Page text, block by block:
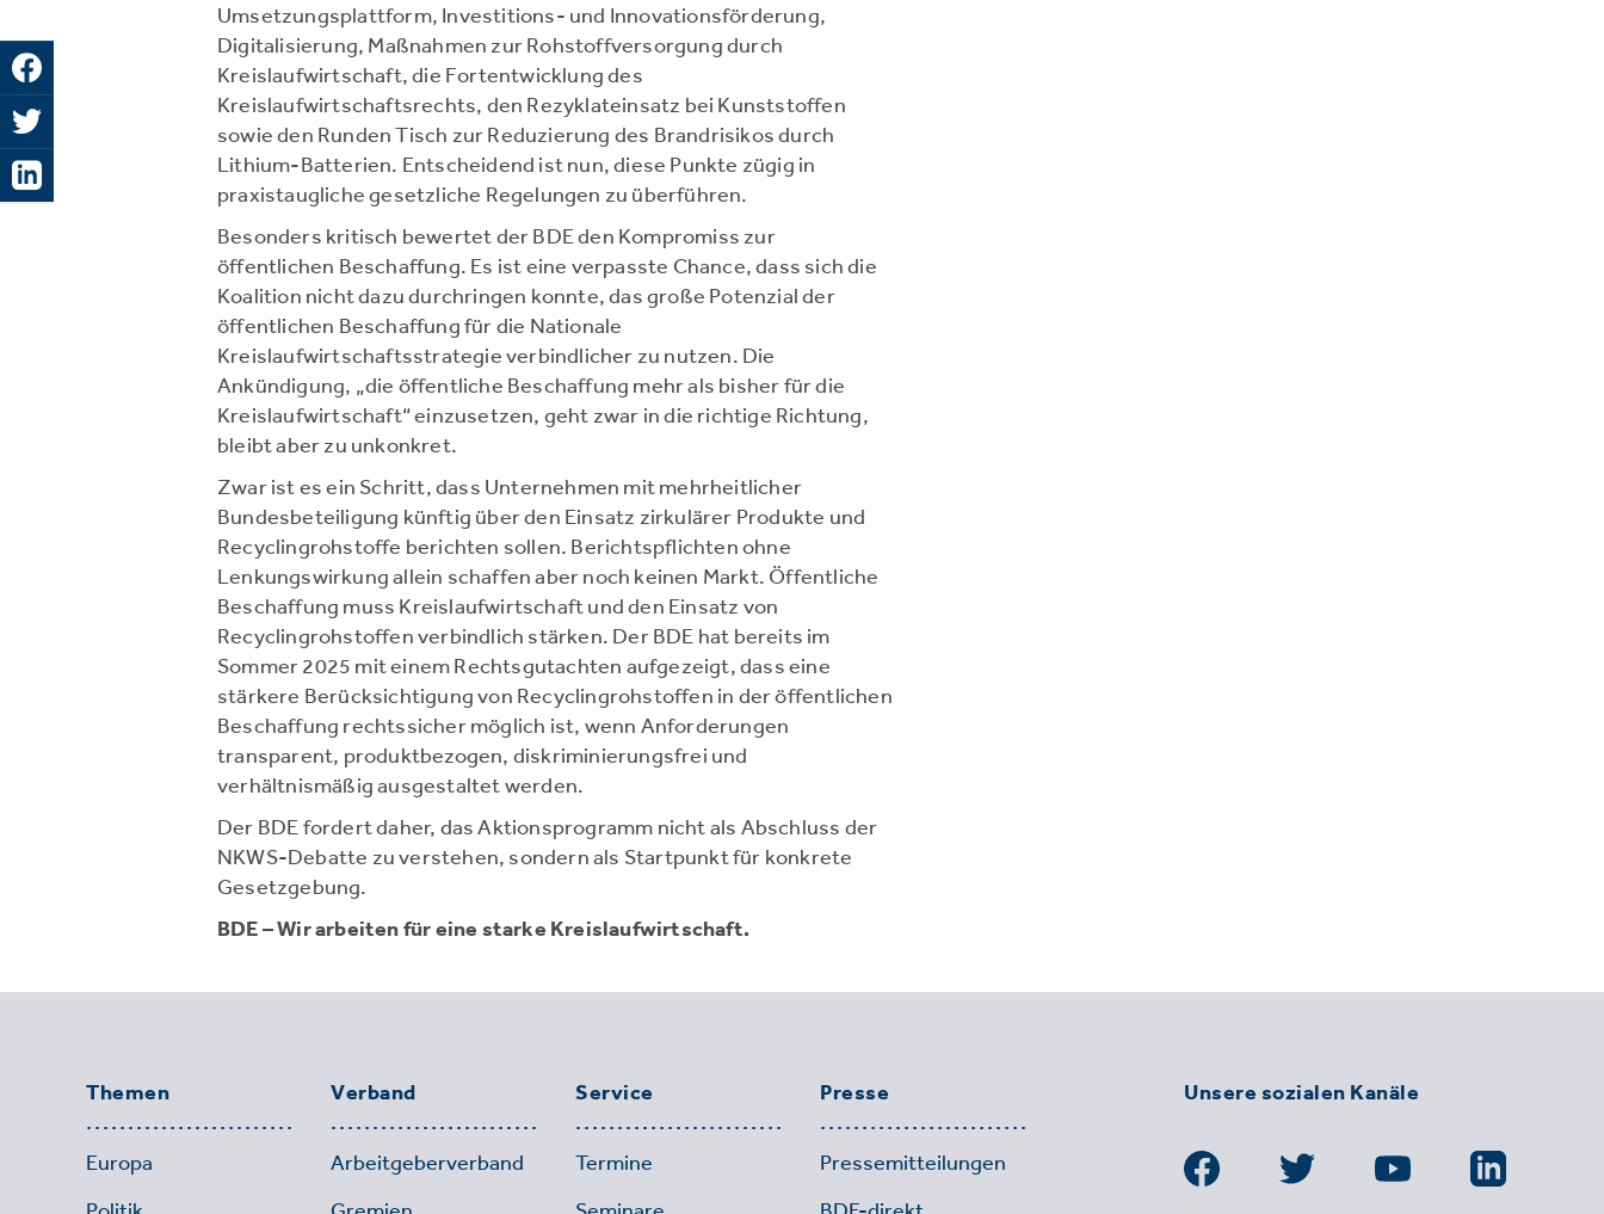
Umsetzungsplattform, Investitions- und Innovationsförderung,
Digitalisierung, Maßnahmen zur Rohstoffversorgung durch
Kreislaufwirtschaft, die Fortentwicklung des
Kreislaufwirtschaftsrechts, den Rezyklateinsatz bei Kunststoffen
sowie den Runden Tisch zur Reduzierung des Brandrisikos durch
Lithium-Batterien. Entscheidend ist nun, diese Punkte zügig in
praxistaugliche gesetzliche Regelungen zu überführen.
Besonders kritisch bewertet der BDE den Kompromiss zur
öffentlichen Beschaffung. Es ist eine verpasste Chance, dass sich die
Koalition nicht dazu durchringen konnte, das große Potenzial der
öffentlichen Beschaffung für die Nationale
Kreislaufwirtschaftsstrategie verbindlicher zu nutzen. Die
Ankündigung, „die öffentliche Beschaffung mehr als bisher für die
Kreislaufwirtschaft“ einzusetzen, geht zwar in die richtige Richtung,
bleibt aber zu unkonkret.
Zwar ist es ein Schritt, dass Unternehmen mit mehrheitlicher
Bundesbeteiligung künftig über den Einsatz zirkulärer Produkte und
Recyclingrohstoffe berichten sollen. Berichtspflichten ohne
Lenkungswirkung allein schaffen aber noch keinen Markt. Öffentliche
Beschaffung muss Kreislaufwirtschaft und den Einsatz von
Recyclingrohstoffen verbindlich stärken. Der BDE hat bereits im
Sommer 2025 mit einem Rechtsgutachten aufgezeigt, dass eine
stärkere Berücksichtigung von Recyclingrohstoffen in der öffentlichen
Beschaffung rechtssicher möglich ist, wenn Anforderungen
transparent, produktbezogen, diskriminierungsfrei und
verhältnismäßig ausgestaltet werden.
Der BDE fordert daher, das Aktionsprogramm nicht als Abschluss der
NKWS-Debatte zu verstehen, sondern als Startpunkt für konkrete
Gesetzgebung.
BDE – Wir arbeiten für eine starke Kreislaufwirtschaft.
Themen
Europa
Verband
Arbeitgeberverband
Service
Termine
Presse
Pressemitteilungen
Unsere sozialen Kanäle